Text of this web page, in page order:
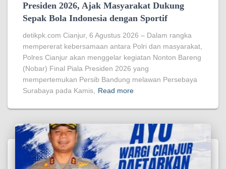
Presiden 2026, Ajak Masyarakat Dukung
Sepak Bola Indonesia dengan Sportif
detikpk.com Cianjur, 6 Agustus 2026 – Dalam rangka
mempererat kebersamaan antara Polri dan masyarakat,
Polres Cianjur akan menggelar kegiatan Nonton Bareng
(Nobar) Final Piala Presiden 2026 yang
mempertemukan Persib Bandung melawan Persebaya
Surabaya pada Kamis, Read more